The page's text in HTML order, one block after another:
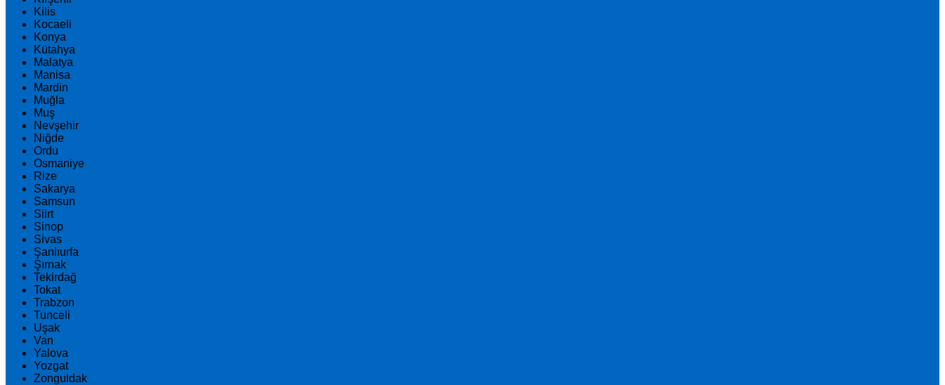
Kilis
Kocaeli
Konya
Kütahya
Malatya
Manisa
Mardin
Muğla
Muş
Nevşehir
Niğde
Ordu
Osmaniye
Rize
Sakarya
Samsun
Siirt
Sinop
Sivas
Şanlıurfa
Şırnak
Tekirdağ
Tokat
Trabzon
Tunceli
Uşak
Van
Yalova
Yozgat
Zonguldak